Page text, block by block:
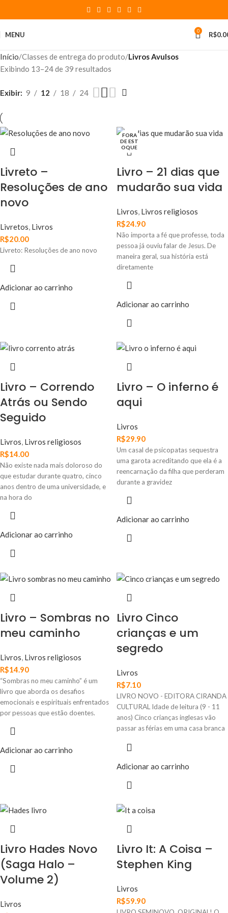
MENU 0 R$
Início Classes de entrega do produto Livros Avulsos
Exibindo 13–24 de 39 resultados
Exibir 9 12 18 24
Livreto –
Resoluções de ano
novo
Livretos, Livros
R$20.00
Livreto: Resoluções de ano novo
Adicionar ao carrinho
Livro – 21 dias que
mudarão sua vida
Livros, Livros religiosos
R$24.90
Não importa a fé que professe, toda
pessoa já ouviu falar de Jesus. De
maneira geral, sua história está
diretamente
Adicionar ao carrinho
Livro – Correndo
Atrás ou Sendo
Seguido
Livros, Livros religiosos
R$14.00
Não existe nada mais doloroso do
que estudar durante quatro, cinco
anos dentro de uma universidade, e
na hora do
Adicionar ao carrinho
Livro – O inferno é
aqui
Livros
R$29.90
Um casal de psicopatas sequestra
uma garota acreditando que ela é a
reencarnação da filha que perderam
durante a gravidez
Adicionar ao carrinho
Livro – Sombras no
meu caminho
Livros, Livros religiosos
R$14.90
“Sombras no meu caminho” é um
livro que aborda os desafios
emocionais e espirituais enfrentados
por pessoas que estão doentes.
Adicionar ao carrinho
Livro Cinco
crianças e um
segredo
Livros
R$7.10
LIVRO NOVO - EDITORA CIRANDA
CULTURAL Idade de leitura (9 - 11
anos) Cinco crianças inglesas vão
passar as férias em uma casa branca
dia, decidem cavar um buraco em
uma estranha criatura peluda: um
duende da areia. Todo dia, a criatura
querem ser belas, ricas, viver em
castelos, ter asas, etc. Porém, as
crianças não encontram a felicidade
esperada antes terão grandes
desafios a solucionar e muitas
Adicionar ao carrinho
Livro Hades Novo
(Saga Halo –
Volume 2)
Livros
FORA
DE EST
OQUE
Livro It: A Coisa –
Stephen King
Livros
R$59.90